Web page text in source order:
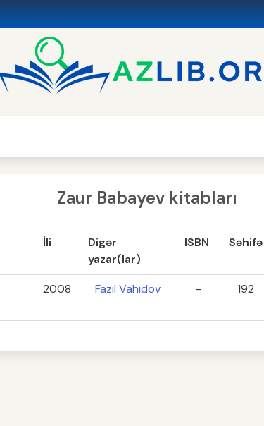
Zaur Babayev kitabları
İli
Digər
yazar(lar)
ISBN Səhifə
2008 Fazil Vahidov - 192